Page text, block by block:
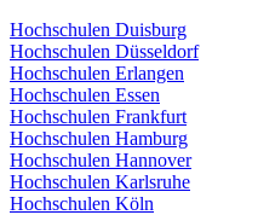
Hochschulen Duisburg
Hochschulen Düsseldorf
Hochschulen Erlangen
Hochschulen Essen
Hochschulen Frankfurt
Hochschulen Hamburg
Hochschulen Hannover
Hochschulen Karlsruhe
Hochschulen Köln